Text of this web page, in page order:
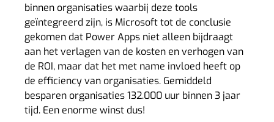
binnen organisaties waarbij deze tools
geïntegreerd zijn, is Microsoft tot de conclusie
gekomen dat Power Apps niet alleen bijdraagt
aan het verlagen van de kosten en verhogen van
de ROI, maar dat het met name invloed heeft op
de efficiency van organisaties. Gemiddeld
besparen organisaties 132.000 uur binnen 3 jaar
tijd. Een enorme winst dus!